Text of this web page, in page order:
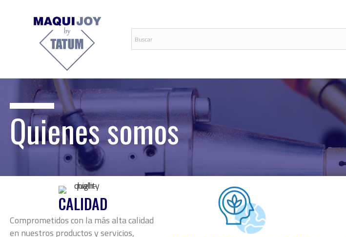
Quienes somos
CALIDAD
Comprometidos con la más alta calidad
en nuestros productos y servicios,